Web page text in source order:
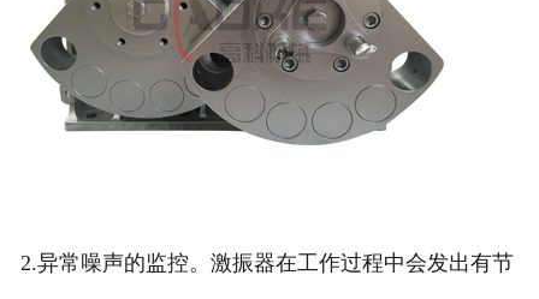
2.异常噪声的监控。激振器在工作过程中会发出有节